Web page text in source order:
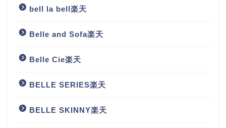
bell la bell楽天
Belle and Sofa楽天
Belle Cie楽天
BELLE SERIES楽天
BELLE SKINNY楽天